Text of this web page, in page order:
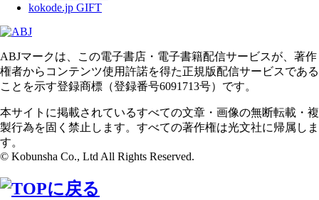
kokode.jp GIFT
ABJマークは、この電子書店・電子書籍配信サービスが、著作
権者からコンテンツ使用許諾を得た正規版配信サービスである
ことを示す登録商標（登録番号6091713号）です。
本サイトに掲載されているすべての文章・画像の無断転載・複
製行為を固く禁止します。すべての著作権は光文社に帰属しま
す。
© Kobunsha Co., Ltd All Rights Reserved.